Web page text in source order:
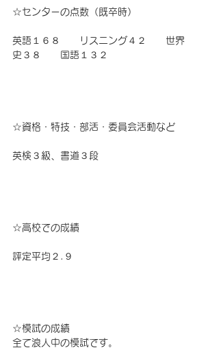
☆センターの点数（既卒時）
英語１６８　　リスニング４２　　世界
史３８　　国語１３２
☆資格・特技・部活・委員会活動など
英検３級、書道３段
☆高校での成績
評定平均２.９
☆模試の成績
全て浪人中の模試です。